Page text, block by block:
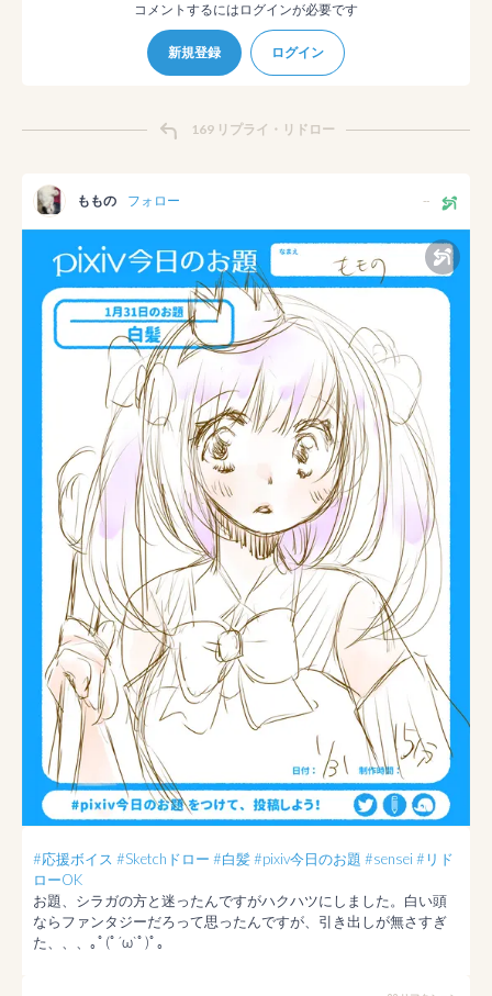
コメントするにはログインが必要です
新規登録 ログイン
169 リプライ・リドロー
ももの フォロー --
#応援ボイス #Sketchドロー #白髪#pixiv今日のお題 #sensei #リド
ローOK
お題、シラガの方と迷ったんですがハクハツにしました。白い頭
ならファンタジーだろって思ったんですが、引き出しが無さすぎ
た、、、｡ﾟ(ﾟ´ω`ﾟ)ﾟ｡